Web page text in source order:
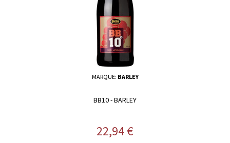
MARQUE: BARLEY
BB10 - BARLEY
Prix
22,94 €